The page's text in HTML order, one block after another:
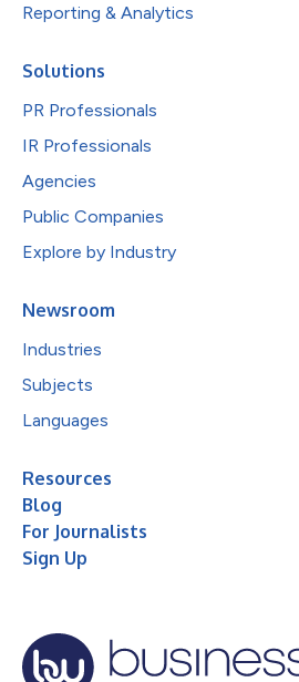
Reporting & Analytics
Solutions
PR Professionals
IR Professionals
Agencies
Public Companies
Explore by Industry
Newsroom
Industries
Subjects
Languages
Resources
Blog
For Journalists
Sign Up